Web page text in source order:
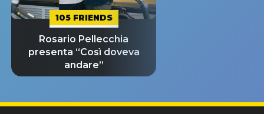
105 FRIENDS
Rosario Pellecchia
presenta “Così doveva
andare”